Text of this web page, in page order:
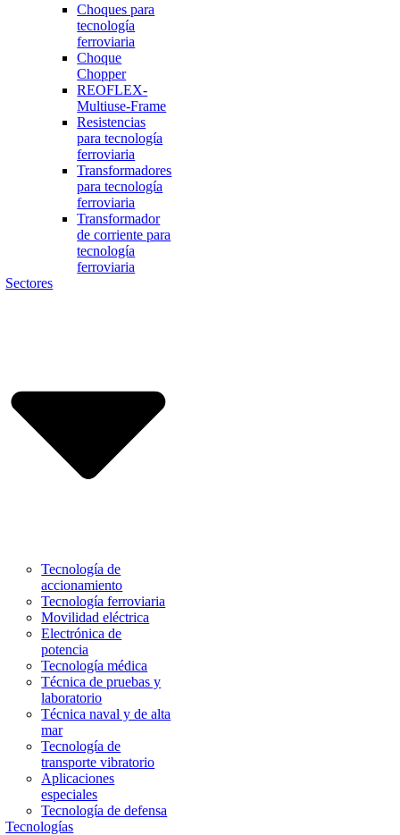
Choques para
tecnología
ferroviaria
Choque
Chopper
REOFLEX-
Multiuse-Frame
Resistencias
para tecnología
ferroviaria
Transformadores
para tecnología
ferroviaria
Transformador
de corriente para
tecnología
ferroviaria
Sectores
Tecnología de
accionamiento
Tecnología ferroviaria
Movilidad eléctrica
Electrónica de
potencia
Tecnología médica
Técnica de pruebas y
laboratorio
Técnica naval y de alta
mar
Tecnología de
transporte vibratorio
Aplicaciones
especiales
Tecnología de defensa
Tecnologías